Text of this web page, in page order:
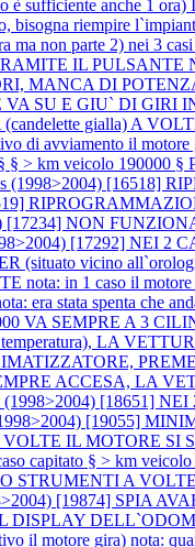
è sufficiente anche 1
bisogna riempire
non parte 2) nei 3 casi
IL
MANCA DI
VA SU E GIU` DI
gialla) A
di avviamento il motore
§ > km veicolo 190000 §
(1998>2004) [16518]
[17234] NON
[17292] NEI 2
vicino
in 1 caso il motore
era stata spenta che
VA SEMPRE A 3
LA
ACCESA, LA
(1998>2004) [18651]
[19055]
IL MOTORE SI
capitato § > km
STRUMENTI A
[19874] SPIA
DISPLAY
il motore gira) nota: